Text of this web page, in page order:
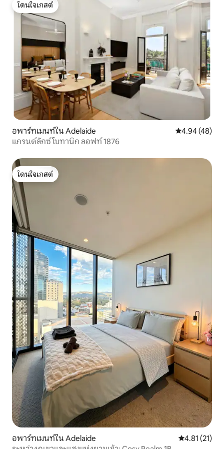
โดนใจเกสต์
โดนใจเกสต์
อพาร์ทเมนท์ใน Adelaide คะแนนเฉลี่ย
4.94 (48)
แกรนด์ลักซ์ โบทานิก ลอฟท์ 1876
โดนใจเกสต์
โดนใจเกสต์
อพาร์ทเมนท์ใน Adelaide คะแนนเฉลี่ย
4.81 (21)